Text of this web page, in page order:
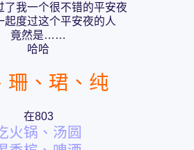
了我一个很不错的平安夜
起度过这个平安夜的人
竟然是……
哈哈
珊、珺、纯
在803
火锅、汤圆